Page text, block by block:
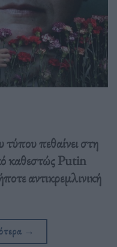
τύπου πεθαίνει στη
καθεστώς Putin
αντικρεμλινική
→